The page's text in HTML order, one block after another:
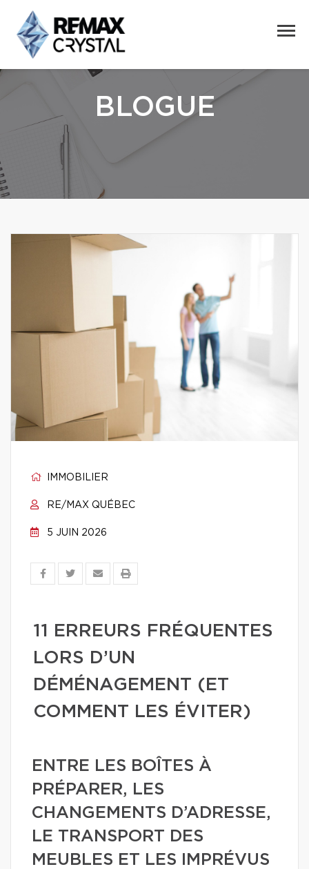
BLOGUE
IMMOBILIER
RE/MAX QUÉBEC
5 JUIN 2026
11 ERREURS FRÉQUENTES
LORS D’UN
DÉMÉNAGEMENT (ET
COMMENT LES ÉVITER)
ENTRE LES BOÎTES À
PRÉPARER, LES
CHANGEMENTS D’ADRESSE,
LE TRANSPORT DES
MEUBLES ET LES IMPRÉVUS